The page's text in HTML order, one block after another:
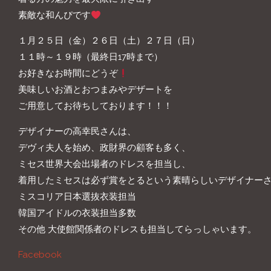
素敵な和んぴです
１月２５日（金）２６日（土）２７日（日）
１１時～１９時（最終日17時まで）
お好きなお時間にどうぞ
美味しいお酒とおつまみやデザートを
ご用意してお待ちしております！！！
デザイナーの高幸民さんは、
デヴィ夫人を始め、政財界の顧客も多く、
ミセス世界大会出場者のドレスを担当し、
着用したミセスは必ず賞をとるという素晴らしいデザイナー
ミスコリア日本選抜衣装担当
韓国アイドルの衣装担当多数
その他 大使館関係者のドレスも担当してらっしゃいます。
Facebook